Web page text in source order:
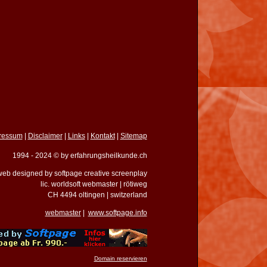
| Disclaimer| Links| Kontakt| Sitemap
1994 - 2024 © by erfahrungsheilkunde.ch
designed by softpage creative screenplay
lic. worldsoft webmaster | rötiweg
CH 4494 oltingen | switzerland
webmaster| www.softpage.info
Domain reservieren